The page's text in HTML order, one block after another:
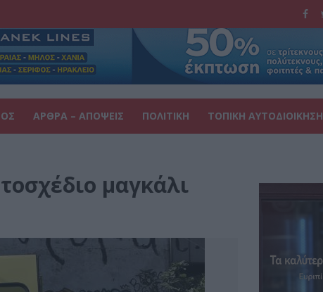
ΑΡΘΡΑ – ΑΠΟΨΕΙΣ ΠΟΛΙΤΙΚΗ ΤΟΠΙΚΗ ΑΥΤΟΔΙΟΙΚΗΣΗ
μαγκάλι